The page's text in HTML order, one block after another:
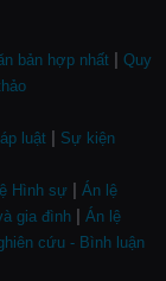
bản hợp nhất | Quy
luật | Sự kiện
Hình sự | Án lệ
gia đình | Án lệ
cứu - Bình luận